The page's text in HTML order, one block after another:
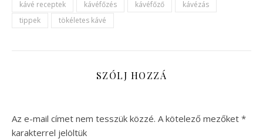
kávé receptek
kávéfőzés kávéfőző
kávézás
tippek
tökéletes kávé
SZÓLJ HOZZÁ
Az e-mail címet nem tesszük közzé. A kötelező mezőket *
karakterrel jelöltük